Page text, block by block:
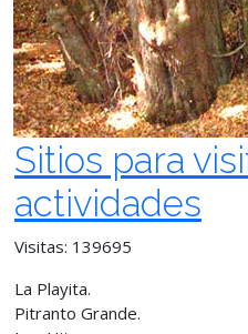
Sitios para
actividades
Visitas: 139695
La Playita.
Pitranto Grande.